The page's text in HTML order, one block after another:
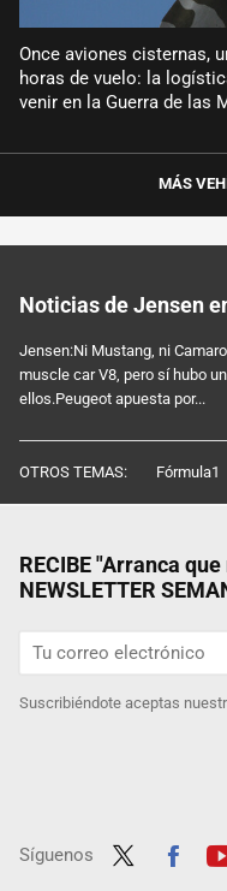
Once aviones cisternas,
horas de vuelo: la
venir en la Guerra de las
MÁS
Noticias de Jensen
Jensen:Ni Mustang, ni
muscle car V8, pero sí hubo
ellos.Peugeot apuesta por...
OTROS TEMAS: Fórmula1
RECIBE "Arranca
NEWSLETTER
Suscribiéndote aceptas
Síguenos